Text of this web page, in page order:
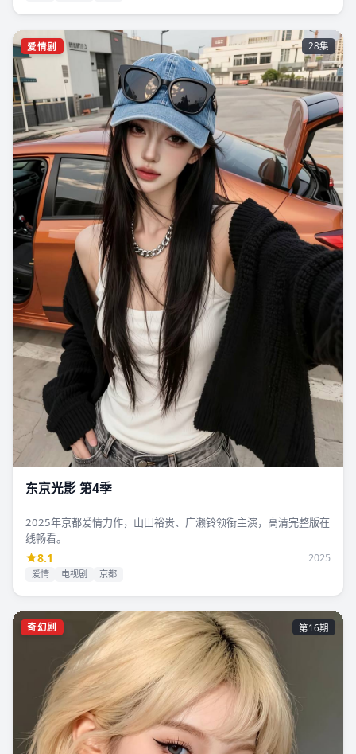
爱情剧 28集
东京光影 第4季
2025年京都爱情力作，山田裕贵、广濑铃领衔主演，高清完整版在
线畅看。
8.1 2025
爱情 电视剧 京都
奇幻剧 第16期